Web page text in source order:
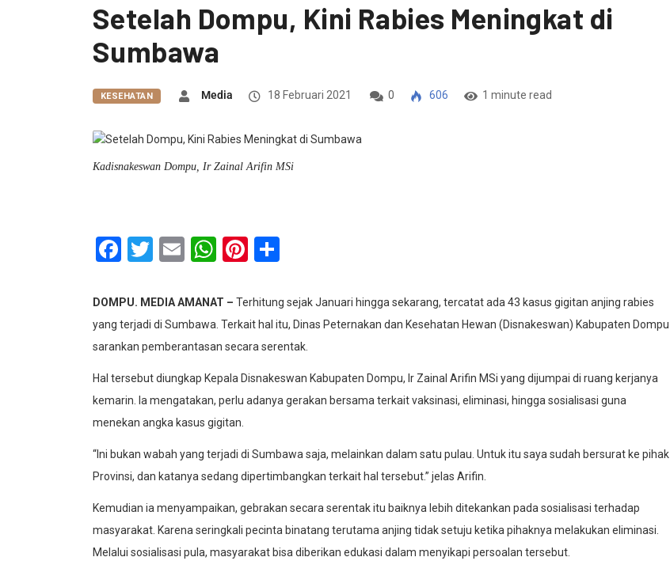
Setelah Dompu, Kini Rabies Meningkat di
Sumbawa
KESEHATAN Media 18 Februari 2021 0 606 1 minute read
Kadisnakeswan Dompu, Ir Zainal Arifin MSi
Facebook
Twitter
EmailWhatsApp
Pinterest
DOMPU. MEDIA AMANAT – Terhitung sejak Januari hingga sekarang, tercatat ada 43 kasus gigitan anjing rabies
yang terjadi di Sumbawa. Terkait hal itu, Dinas Peternakan dan Kesehatan Hewan (Disnakeswan) Kabupaten Dompu
sarankan pemberantasan secara serentak.
Hal tersebut diungkap Kepala Disnakeswan Kabupaten Dompu, Ir Zainal Arifin MSi yang dijumpai di ruang kerjanya
kemarin. Ia mengatakan, perlu adanya gerakan bersama terkait vaksinasi, eliminasi, hingga sosialisasi guna
menekan angka kasus gigitan.
“Ini bukan wabah yang terjadi di Sumbawa saja, melainkan dalam satu pulau. Untuk itu saya sudah bersurat ke pihak
Provinsi, dan katanya sedang dipertimbangkan terkait hal tersebut.” jelas Arifin.
Kemudian ia menyampaikan, gebrakan secara serentak itu baiknya lebih ditekankan pada sosialisasi terhadap
masyarakat. Karena seringkali pecinta binatang terutama anjing tidak setuju ketika pihaknya melakukan eliminasi.
Melalui sosialisasi pula, masyarakat bisa diberikan edukasi dalam menyikapi persoalan tersebut.